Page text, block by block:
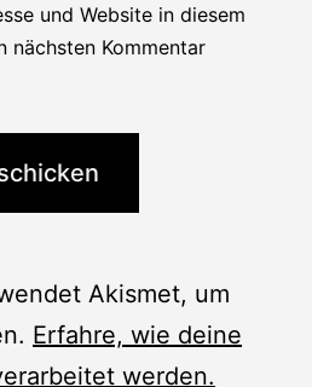
und Website in diesem
nächsten Kommentar
Akismet, um
Erfahre, wie deine
werden.